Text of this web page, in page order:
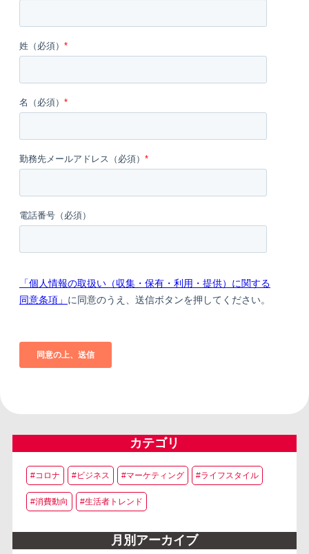
カテゴリ
#コロナ #ビジネス #マーケティング #ライフスタイル
#消費動向 #生活者トレンド
月別アーカイブ